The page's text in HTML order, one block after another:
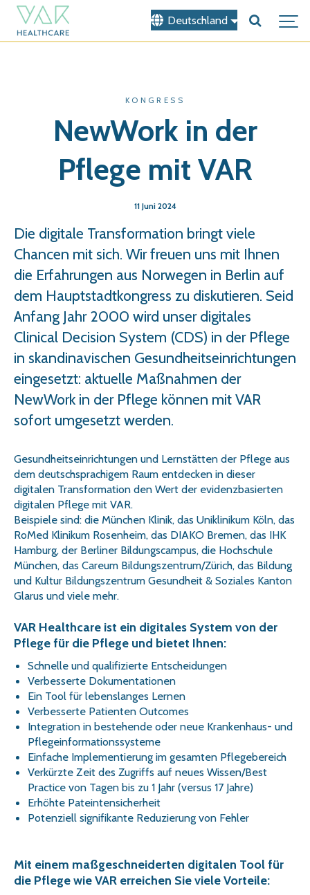
Deutschland
KONGRESS
NewWork in der
Pflege mit VAR
11 Juni 2024
Die digitale Transformation bringt viele
Chancen mit sich. Wir freuen uns mit Ihnen
die Erfahrungen aus Norwegen in Berlin auf
dem Hauptstadtkongress zu diskutieren. Seid
Anfang Jahr 2000 wird unser digitales
Clinical Decision System (CDS) in der Pflege
in skandinavischen Gesundheitseinrichtungen
eingesetzt: aktuelle Maßnahmen der
NewWork in der Pflege können mit VAR
sofort umgesetzt werden.
Gesundheitseinrichtungen und Lernstätten der Pflege aus
dem deutschsprachigem Raum entdecken in dieser
digitalen Transformation den Wert der evidenzbasierten
digitalen Pflege mit VAR.
Beispiele sind: die München Klinik, das Uniklinikum Köln, das
RoMed Klinikum Rosenheim, das DIAKO Bremen, das IHK
Hamburg, der Berliner Bildungscampus, die Hochschule
München, das Careum Bildungszentrum/Zürich, das Bildung
und Kultur Bildungszentrum Gesundheit & Soziales Kanton
Glarus und viele mehr.
VAR Healthcare ist ein digitales System von der
Pflege für die Pflege und bietet Ihnen:
Schnelle und qualifizierte Entscheidungen
Verbesserte Dokumentationen
Ein Tool für lebenslanges Lernen
Verbesserte Patienten Outcomes
Integration in bestehende oder neue Krankenhaus- und
Pflegeinformationssysteme
Einfache Implementierung im gesamten Pflegebereich
Verkürzte Zeit des Zugriffs auf neues Wissen/Best
Practice von Tagen bis zu 1 Jahr (versus 17 Jahre)
Erhöhte Pateintensicherheit
Potenziell signifikante Reduzierung von Fehler
Mit einem maßgeschneiderten digitalen Tool für
die Pflege wie VAR erreichen Sie viele Vorteile: